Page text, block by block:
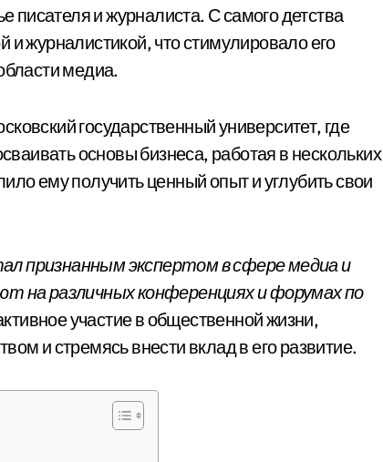
писателя и журналиста. С самого детства
журналистикой, что стимулировало его
медиа.
государственный университет, где
основы бизнеса, работая в нескольких
ему получить ценный опыт и углубить свои
признанным экспертом в сфере медиа и
на различных конференциях и форумах по
участие в общественной жизни,
и стремясь внести вклад в его развитие.